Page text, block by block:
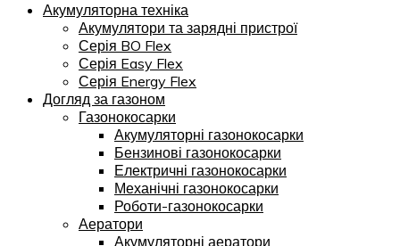
Акумуляторна техніка
Акумулятори та зарядні пристрої
Серія BO Flex
Серія Easy Flex
Серія Energy Flex
Догляд за газоном
Газонокосарки
Акумуляторні газонокосарки
Бензинові газонокосарки
Електричні газонокосарки
Механічні газонокосарки
Роботи-газонокосарки
Аератори
Акумуляторні аератори